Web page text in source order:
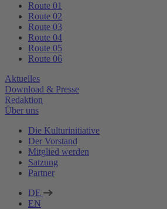
Route 01
Route 02
Route 03
Route 04
Route 05
Route 06
Aktuelles
Download & Presse
Redaktion
Über uns
Die Kulturinitiative
Der Vorstand
Mitglied werden
Satzung
Partner
DE
EN